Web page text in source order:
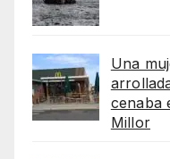
Una
cenaba
Millor